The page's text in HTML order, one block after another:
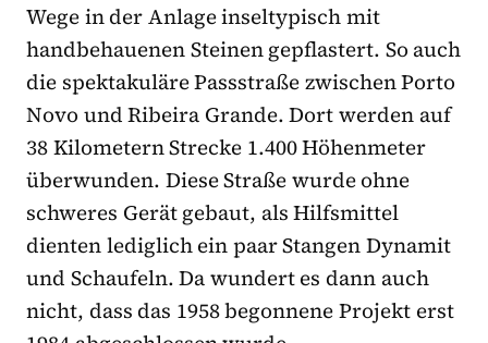
Wege in der Anlage inseltypisch mit
handbehauenen Steinen gepflastert. So auch
die spektakuläre Passstraße zwischen Porto
Novo und Ribeira Grande. Dort werden auf
38 Kilometern Strecke 1.400 Höhenmeter
überwunden. Diese Straße wurde ohne
schweres Gerät gebaut, als Hilfsmittel
dienten lediglich ein paar Stangen Dynamit
und Schaufeln. Da wundert es dann auch
nicht, dass das 1958 begonnene Projekt erst